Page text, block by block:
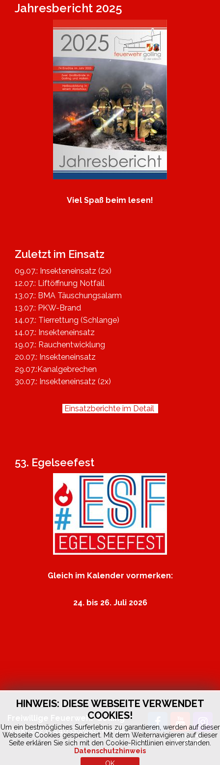
Jahresbericht 2025
Viel Spaß beim lesen!
Zuletzt im Einsatz
09.07.: Insekteneinsatz (2x)
12.07.: Liftöffnung Notfall
13.07.: BMA Täuschungsalarm
13.07.: PKW-Brand
14.07.: Tierrettung (Schlange)
14.07.: Insekteneinsatz
19.07.: Rauchentwicklung
20.07.: Insekteneinsatz
29.07.:Kanalgebrechen
30.07.: Insekteneinsatz (2x)
Einsatzberichte im Detail
53. Egelseefest
Gleich im Kalender vormerken:
24. bis 26. Juli 2026
HINWEIS: DIESE WEBSEITE VERWENDET
COOKIES!
Um ein bestmögliches Surferlebnis zu garantieren, werden auf dieser
Webseite Cookies gespeichert. Mit dem Weiternavigieren auf dieser
Seite erklären Sie sich mit den Cookie-Richtlinien einverstanden.
Datenschutzhinweis
Freiwillige Feuerwehr Golling
Markt 252 | 5440 Golling |Kontakt 122
byfedia.at